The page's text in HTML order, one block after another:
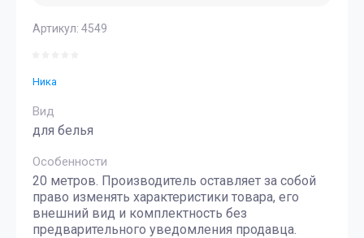
Артикул: 4549
Ника
Вид
для белья
Особенности
20 метров. Производитель оставляет за собой
право изменять характеристики товара, его
внешний вид и комплектность без
предварительного уведомления продавца.